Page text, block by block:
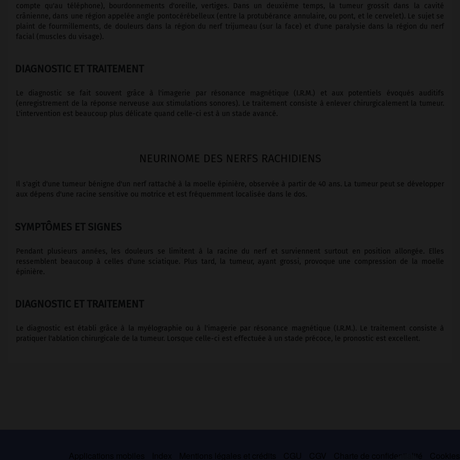
compte qu'au téléphone), bourdonnements d'oreille, vertiges. Dans un deuxième temps, la tumeur grossit dans la cavité
crânienne, dans une région appelée angle pontocérébelleux (entre la protubérance annulaire, ou pont, et le cervelet). Le sujet se
plaint de fourmillements, de douleurs dans la région du nerf trijumeau (sur la face) et d'une paralysie dans la région du nerf
facial (muscles du visage).
DIAGNOSTIC ET TRAITEMENT
Le diagnostic se fait souvent grâce à l'imagerie par résonance magnétique (I.R.M.) et aux potentiels évoqués auditifs
(enregistrement de la réponse nerveuse aux stimulations sonores). Le traitement consiste à enlever chirurgicalement la tumeur.
L'intervention est beaucoup plus délicate quand celle-ci est à un stade avancé.
NEURINOME DES NERFS RACHIDIENS
Il s'agit d'une tumeur bénigne d'un nerf rattaché à la moelle épinière, observée à partir de 40 ans. La tumeur peut se développer
aux dépens d'une racine sensitive ou motrice et est fréquemment localisée dans le dos.
SYMPTÔMES ET SIGNES
Pendant plusieurs années, les douleurs se limitent à la racine du nerf et surviennent surtout en position allongée. Elles
ressemblent beaucoup à celles d'une sciatique. Plus tard, la tumeur, ayant grossi, provoque une compression de la moelle
épinière.
DIAGNOSTIC ET TRAITEMENT
Le diagnostic est établi grâce à la myélographie ou à l'imagerie par résonance magnétique (I.R.M.). Le traitement consiste à
pratiquer l'ablation chirurgicale de la tumeur. Lorsque celle-ci est effectuée à un stade précoce, le pronostic est excellent.